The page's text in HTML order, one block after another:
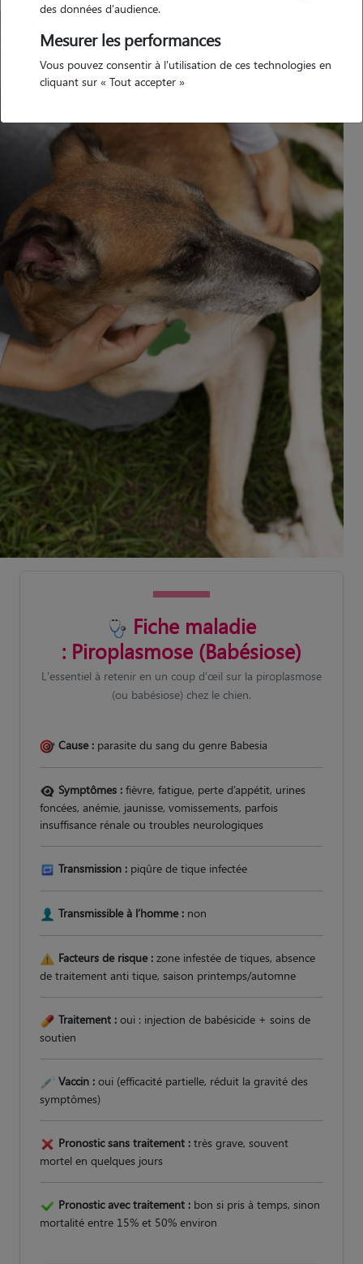
Fiche maladie
: Piroplasmose (Babésiose)
L'essentiel à retenir en un coup d’œil sur la piroplasmose
(ou babésiose) chez le chien.
Cause : parasite du sang du genre Babesia
Symptômes : fièvre, fatigue, perte d’appétit, urines
foncées, anémie, jaunisse, vomissements, parfois
insuffisance rénale ou troubles neurologiques
Transmission : piqûre de tique infectée
Transmissible à l’homme : non
Facteurs de risque : zone infestée de tiques, absence
de traitement anti tique, saison printemps/automne
Traitement : oui : injection de babésicide + soins de
soutien
Vaccin : oui (efficacité partielle, réduit la gravité des
symptômes)
Pronostic sans traitement : très grave, souvent
mortel en quelques jours
Pronostic avec traitement : bon si pris à temps, sinon
mortalité entre 15% et 50% environ
des données d'audience.
Mesurer les performances
Vous pouvez consentir à l'utilisation de ces technologies en
cliquant sur « Tout accepter »